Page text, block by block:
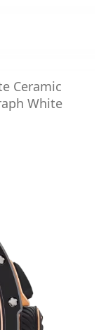
Ceramic
White